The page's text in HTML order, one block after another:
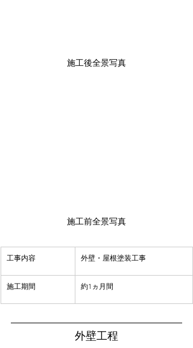
施工後全景写真
施工前全景写真
​工事内容 ​外壁・屋根塗装工事
​施工期間 約1ヵ月間
外壁工程